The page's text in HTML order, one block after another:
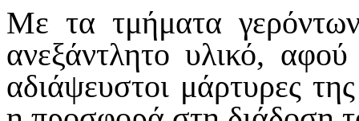
Με τα τμήματα
ανεξάντλητο υλικό, αφού
αδιάψευστοι μάρτυρες